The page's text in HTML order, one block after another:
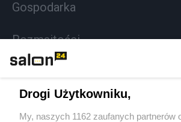
Gospodarka
Rozmaitości
Sport
Drogi Użytkowniku,
My, naszych 1162 zaufanych partnerów